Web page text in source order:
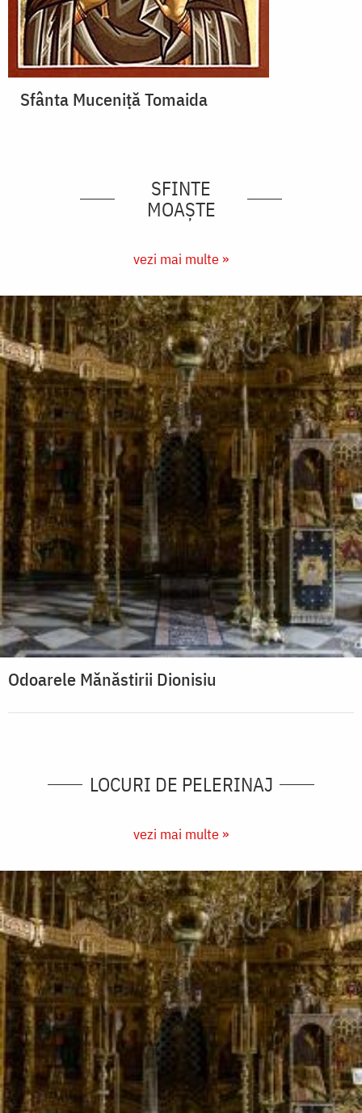
Sfânta Muceniță Tomaida
SFINTE
MOAȘTE
vezi mai multe »
Odoarele Mănăstirii Dionisiu
LOCURI DE PELERINAJ
vezi mai multe »